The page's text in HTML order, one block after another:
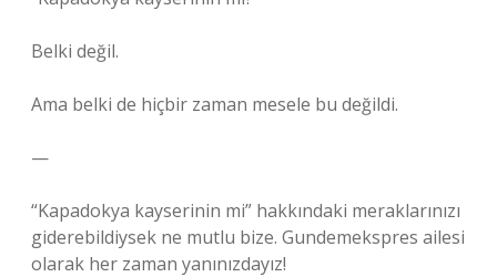
Belki değil.
Ama belki de hiçbir zaman mesele bu değildi.
—
“Kapadokya kayserinin mi” hakkındaki meraklarınızı
giderebildiysek ne mutlu bize. Gundemekspres ailesi
olarak her zaman yanınızdayız!